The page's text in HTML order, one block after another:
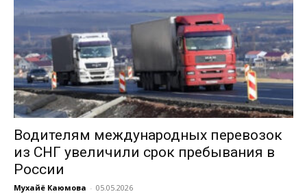
Водителям международных перевозок
из СНГ увеличили срок пребывания в
России
Мухайё Каюмова - 05.05.2026